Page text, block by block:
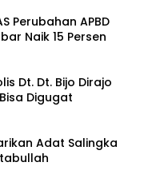
Perubahan APBD
Naik 15 Persen
Dt. Dt. Bijo Dirajo
Digugat
Adat Salingka